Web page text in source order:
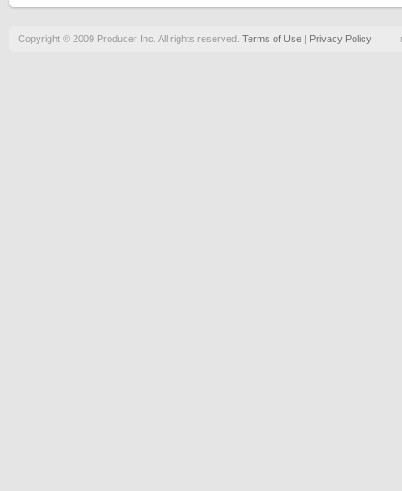
Copyright © 2009 Producer Inc. All rights reserved. Terms of Use| Privacy Policy